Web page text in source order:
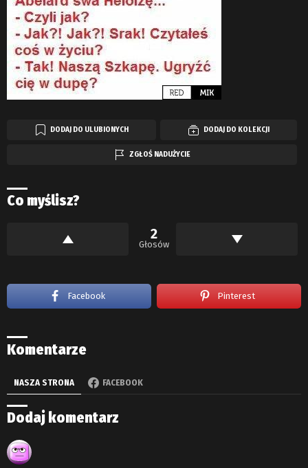
DODAJ DO ULUBIONYCH DODAJ DO KOLEKCJI
ZGŁOŚ NADUŻYCIE
Co myślisz?
2
Głosów
Facebook Pinterest
Komentarze
NASZA STRONA FACEBOOK
Dodaj komentarz